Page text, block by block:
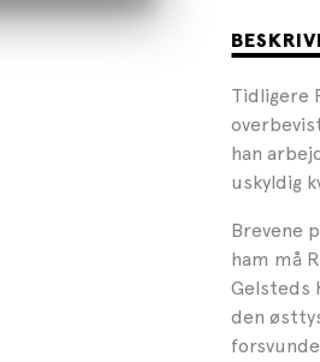
Tidligere
han
uskyldig
Brevene
ham må
Gelsteds
den